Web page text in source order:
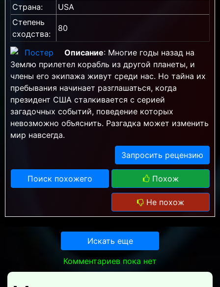
Страна:
USA
Степень
сходства:
80
Описание: Многие годы назад на
Землю прилетел корабль из другой планеты, и
члены его экипажа живут среди нас. Но тайна их
пребывания начинает разглашаться, когда
президент США сталкивается с серией
загадочных событий, поведение которых
невозможно объяснить. Разгадка может изменить
мир навсегда.
Запросить рецензию
Поиск похожего Похож
Не похож
Искать еще
Комментариев пока нет